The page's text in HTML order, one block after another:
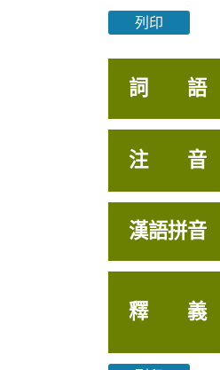
列印
詞 語
注 音
漢語拼音
釋 義